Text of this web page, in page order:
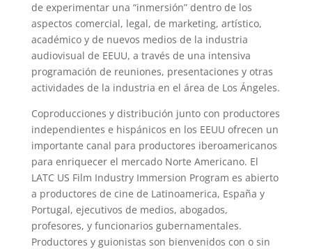
de experimentar una “inmersión” dentro de los
aspectos comercial, legal, de marketing, artístico,
académico y de nuevos medios de la industria
audiovisual de EEUU, a través de una intensiva
programación de reuniones, presentaciones y otras
actividades de la industria en el área de Los Ángeles.
Coproducciones y distribución junto con productores
independientes e hispánicos en los EEUU ofrecen un
importante canal para productores iberoamericanos
para enriquecer el mercado Norte Americano. El
LATC US Film Industry Immersion Program es abierto
a productores de cine de Latinoamerica, España y
Portugal, ejecutivos de medios, abogados,
profesores, y funcionarios gubernamentales.
Productores y guionistas son bienvenidos con o sin